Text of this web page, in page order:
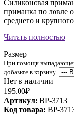
Силиконовая
приманка по ловле
среднего и
Читать полностью
Размер
При помощи
добавьте в корзину.
Нет в наличии
195.00₽
Артикул: BP-3713
Код товара: BP-